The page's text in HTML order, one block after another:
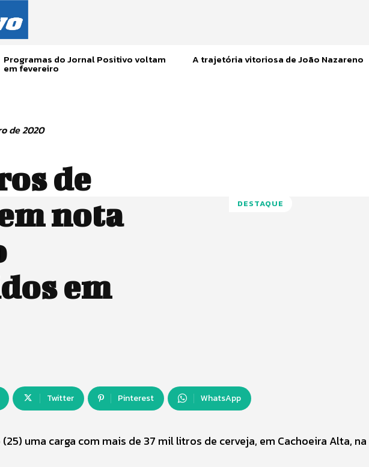
Programas do Jornal Positivo voltam
em fevereiro
A trajetória vitoriosa de João Nazareno
de 2020
de
nota
em
DESTAQUE
Twitter Pinterest WhatsApp
uma carga com mais de 37 mil litros de cerveja, em Cachoeira Alta, na